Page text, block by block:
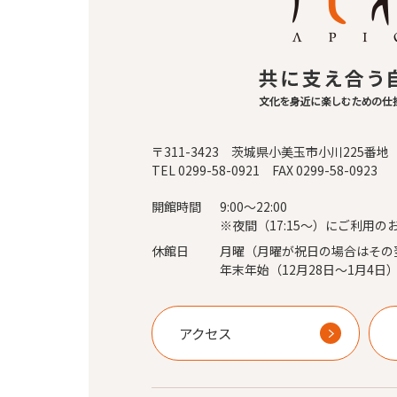
〒311-3423 茨城県小美玉市小川225番地
TEL 0299-58-0921 FAX 0299-58-0923
開館時間
9:00～22:00
※夜間（17:15～）にご利用の
休館日
月曜（月曜が祝日の場合はそ
年末年始（12月28日～1月4日
アクセス